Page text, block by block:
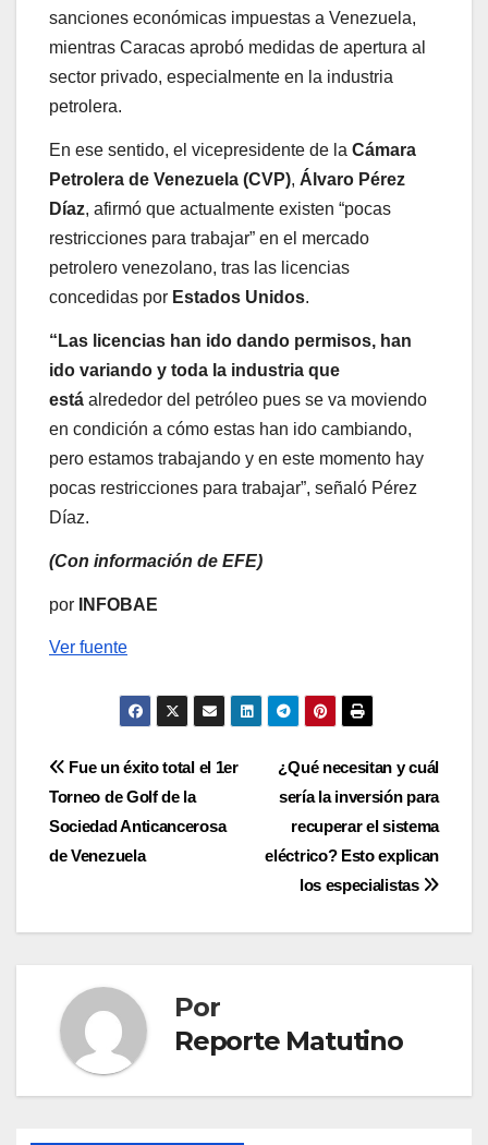
sanciones económicas impuestas a Venezuela,
mientras Caracas aprobó medidas de apertura al
sector privado, especialmente en la industria
petrolera.
En ese sentido, el vicepresidente de la Cámara
Petrolera de Venezuela (CVP), Álvaro Pérez
Díaz, afirmó que actualmente existen “pocas
restricciones para trabajar” en el mercado
petrolero venezolano, tras las licencias
concedidas por Estados Unidos.
“Las licencias han ido dando permisos, han
ido variando y toda la industria que
está alrededor del petróleo pues se va moviendo
en condición a cómo estas han ido cambiando,
pero estamos trabajando y en este momento hay
pocas restricciones para trabajar”, señaló Pérez
Díaz.
(Con información de EFE)
por INFOBAE
Ver fuente
Navegación
de
entradas
¿Qué necesitan y cuál
sería la inversión para
recuperar el sistema
eléctrico? Esto explican
los especialistas
Fue un éxito total el 1er
Torneo de Golf de la
Sociedad Anticancerosa
de Venezuela
Por
Reporte Matutino